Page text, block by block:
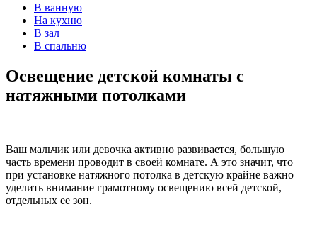
В ванную
На кухню
В зал
В спальню
Освещение детской комнаты с
натяжными потолками
Ваш мальчик или девочка активно развивается, большую
часть времени проводит в своей комнате. А это значит, что
при установке натяжного потолка в детскую крайне важно
уделить внимание грамотному освещению всей детской,
отдельных ее зон.